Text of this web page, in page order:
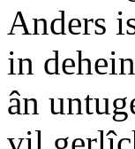
Anders
in
ân